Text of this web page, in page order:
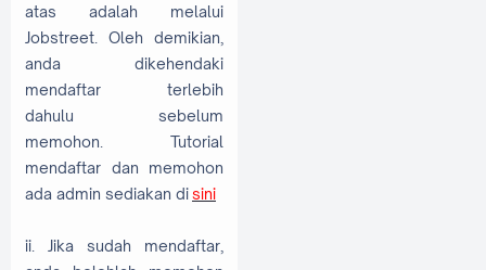
atas adalah melalui
Jobstreet. Oleh demikian,
anda dikehendaki
mendaftar terlebih
dahulu sebelum
memohon. Tutorial
mendaftar dan memohon
ada admin sediakan disini
ii. Jika sudah mendaftar,